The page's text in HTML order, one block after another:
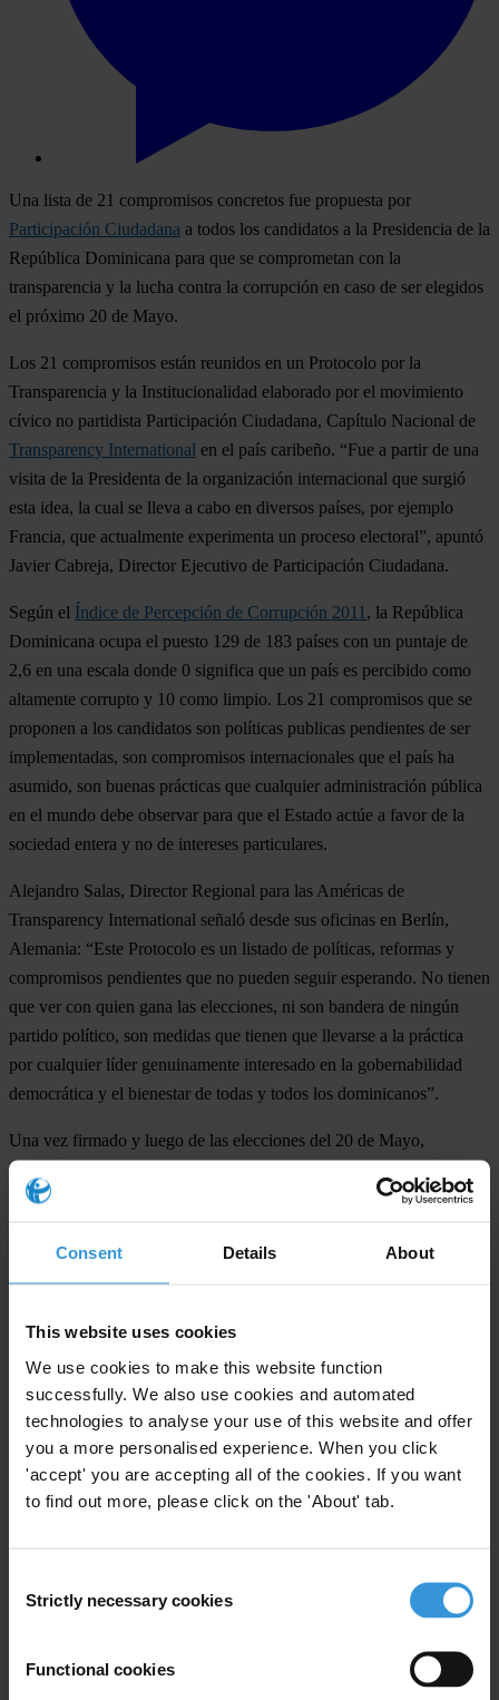
Consent Details About
This website uses cookies
We use cookies to make this website function
successfully. We also use cookies and automated
technologies to analyse your use of this website and offer
you a more personalised experience. When you click
'accept' you are accepting all of the cookies. If you want
to find out more, please click on the 'About' tab.
Selection
Strictly necessary cookies
Functional cookies
Una lista de 21 compromisos concretos fue propuesta por
Participación Ciudadana a todos los candidatos a la Presidencia de la
República Dominicana para que se comprometan con la
transparencia y la lucha contra la corrupción en caso de ser elegidos
el próximo 20 de Mayo.
Los 21 compromisos están reunidos en un Protocolo por la
Transparencia y la Institucionalidad elaborado por el movimiento
cívico no partidista Participación Ciudadana, Capítulo Nacional de
Transparency International en el país caribeño. “Fue a partir de una
visita de la Presidenta de la organización internacional que surgió
esta idea, la cual se lleva a cabo en diversos países, por ejemplo
Francia, que actualmente experimenta un proceso electoral”, apuntó
Javier Cabreja, Director Ejecutivo de Participación Ciudadana.
Según el Índice de Percepción de Corrupción 2011 , la República
Dominicana ocupa el puesto 129 de 183 países con un puntaje de
2,6 en una escala donde 0 significa que un país es percibido como
altamente corrupto y 10 como limpio. Los 21 compromisos que se
proponen a los candidatos son políticas publicas pendientes de ser
implementadas, son compromisos internacionales que el país ha
asumido, son buenas prácticas que cualquier administración pública
en el mundo debe observar para que el Estado actúe a favor de la
sociedad entera y no de intereses particulares.
Alejandro Salas, Director Regional para las Américas de
Transparency International señaló desde sus oficinas en Berlín,
Alemania: “Este Protocolo es un listado de políticas, reformas y
compromisos pendientes que no pueden seguir esperando. No tienen
que ver con quien gana las elecciones, ni son bandera de ningún
partido político, son medidas que tienen que llevarse a la práctica
por cualquier líder genuinamente interesado en la gobernabilidad
democrática y el bienestar de todas y todos los dominicanos”.
Una vez firmado y luego de las elecciones del 20 de Mayo,
Participación Ciudadana apoyara en la implementación del
protocolo al candidato que asuma los compromisos y resulte elegido
E:press@transparency.org
T: +49 30 34 38 20 666
Email address